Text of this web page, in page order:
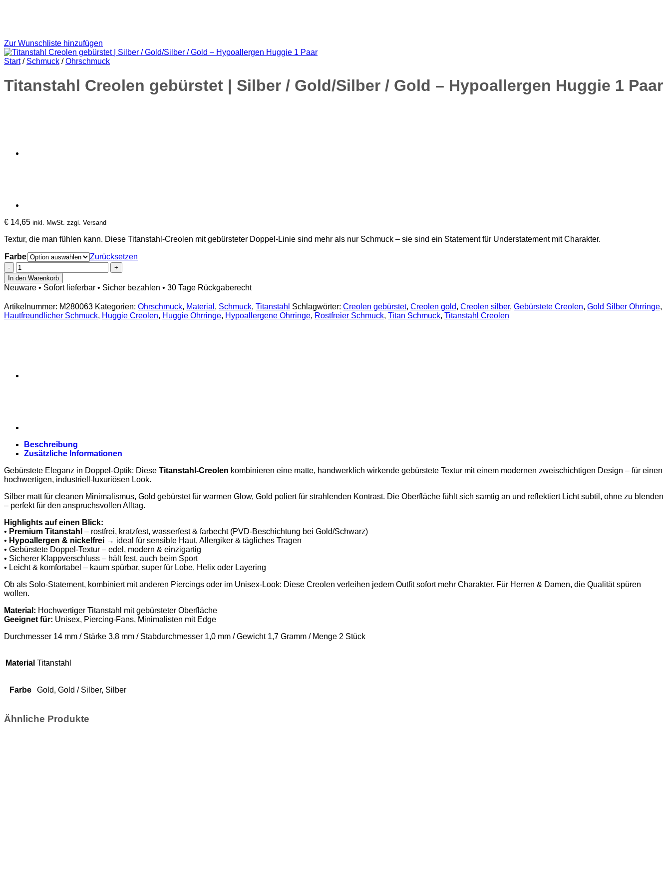
Zur Wunschliste hinzufügen
Start / Schmuck / Ohrschmuck
Titanstahl Creolen gebürstet | Silber / Gold/Silber / Gold – Hypoallergen Huggie 1 Paar
€ 14,65 inkl. MwSt. zzgl. Versand
Textur, die man fühlen kann. Diese Titanstahl-Creolen mit gebürsteter Doppel-Linie sind mehr als nur Schmuck – sie sind ein Statement für Understatement mit Charakter.
Farbe
Zurücksetzen
Titanstahl
Creolen
gebürstet
|
Silber
/
Gold/Silber
1
In den Warenkorb
Neuware • Sofort lieferbar • Sicher bezahlen • 30 Tage Rückgaberecht
Artikelnummer: M280063 Kategorien: Ohrschmuck, Material , Schmuck, Titanstahl Schlagwörter: Creolen gebürstet, Creolen gold, Creolen silber, Gebürstete Creolen, Gold Silber Ohrringe,
Hautfreundlicher Schmuck, Huggie Creolen, Huggie Ohrringe, Hypoallergene Ohrringe, Rostfreier Schmuck, Titan Schmuck, Titanstahl Creolen
Beschreibung
Zusätzliche Informationen
Gebürstete Eleganz in Doppel-Optik: Diese Titanstahl-Creolen kombinieren eine matte, handwerklich wirkende gebürstete Textur mit einem modernen zweischichtigen Design – für einen
hochwertigen, industriell-luxuriösen Look.
Silber matt für cleanen Minimalismus, Gold gebürstet für warmen Glow, Gold poliert für strahlenden Kontrast. Die Oberfläche fühlt sich samtig an und reflektiert Licht subtil, ohne zu blenden
– perfekt für den anspruchsvollen Alltag.
Highlights auf einen Blick:
• Premium Titanstahl – rostfrei, kratzfest, wasserfest & farbecht (PVD-Beschichtung bei Gold/Schwarz)
• Hypoallergen & nickelfrei → ideal für sensible Haut, Allergiker & tägliches Tragen
• Gebürstete Doppel-Textur – edel, modern & einzigartig
• Sicherer Klappverschluss – hält fest, auch beim Sport
• Leicht & komfortabel – kaum spürbar, super für Lobe, Helix oder Layering
Ob als Solo-Statement, kombiniert mit anderen Piercings oder im Unisex-Look: Diese Creolen verleihen jedem Outfit sofort mehr Charakter. Für Herren & Damen, die Qualität spüren
wollen.
Material: Hochwertiger Titanstahl mit gebürsteter Oberfläche
Geeignet für: Unisex, Piercing-Fans, Minimalisten mit Edge
Durchmesser 14 mm / Stärke 3,8 mm / Stabdurchmesser 1,0 mm / Gewicht 1,7 Gramm / Menge 2 Stück
Material Titanstahl
Farbe Gold, Gold / Silber, Silber
Ähnliche Produkte